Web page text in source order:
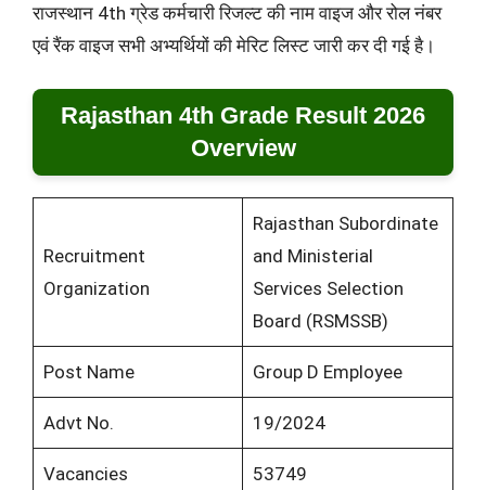
राजस्थान 4th ग्रेड कर्मचारी रिजल्ट की नाम वाइज और रोल नंबर
एवं रैंक वाइज सभी अभ्यर्थियों की मेरिट लिस्ट जारी कर दी गई है।
Rajasthan 4th Grade Result 2026
Overview
Recruitment
Organization
Rajasthan Subordinate
and Ministerial
Services Selection
Board (RSMSSB)
Post Name Group D Employee
Advt No. 19/2024
Vacancies 53749